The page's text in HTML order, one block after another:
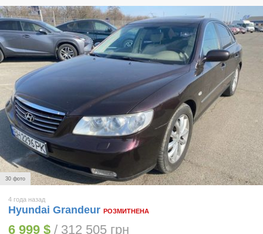
30 фото
4 года назад
Hyundai Grandeur РОЗМИТНЕНА
6 999 $ / 312 505 грн